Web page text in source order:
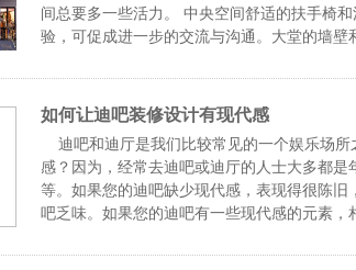
间总要多一些活力。 中央空间舒适的扶手椅
验，可促成进一步的交流与沟通。大堂的墙
如何让迪吧装修设计有现代感
迪吧和迪厅是我们比较常见的一个娱乐场所
感？因为，经常去迪吧或迪厅的人士大多都
等。如果您的迪吧缺少现代感，表现得很陈
吧乏味。如果您的迪吧有一些现代感的元素，